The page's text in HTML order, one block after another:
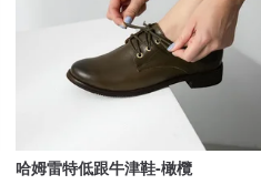
哈姆雷特低跟牛津鞋-橄欖